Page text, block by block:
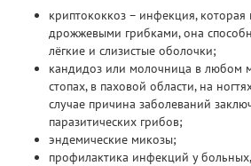
криптококкоз – инфекция, которая
дрожжевыми грибками, она
лёгкие и слизистые оболочки;
кандидоз или молочница в любом
стопах, в паховой области, на
случае причина заболеваний
паразитических грибов;
эндемические микозы;
профилактика инфекций у